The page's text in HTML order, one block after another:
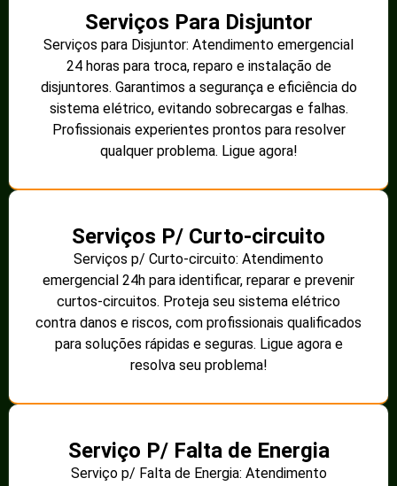
Serviços Para Disjuntor
Serviços para Disjuntor: Atendimento emergencial
24 horas para troca, reparo e instalação de
disjuntores. Garantimos a segurança e eficiência do
sistema elétrico, evitando sobrecargas e falhas.
Profissionais experientes prontos para resolver
qualquer problema. Ligue agora!
Serviços P/ Curto-circuito
Serviços p/ Curto-circuito: Atendimento
emergencial 24h para identificar, reparar e prevenir
curtos-circuitos. Proteja seu sistema elétrico
contra danos e riscos, com profissionais qualificados
para soluções rápidas e seguras. Ligue agora e
resolva seu problema!
Serviço P/ Falta de Energia
Serviço p/ Falta de Energia: Atendimento